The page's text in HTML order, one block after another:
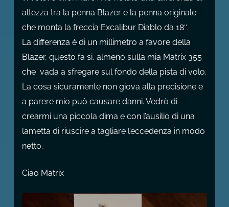
altezza tra la penna Blazer e la penna originale
che monta la freccia Excalibur Diablo da 18″.
La differenza è di un millimetro a favore della
Blazer, questo fa si, almeno sulla mia Matrix 355
che vada a sfregare sul fondo della pista di volo.
La cosa sicuramente non giova alla precisione e
a parere mio può causare danni. Vedrò di
crearmi una piccola dima e con l’ausilio di una
lametta di riuscire a tagliare l’eccedenza in modo
netto.
Ciao Matrix